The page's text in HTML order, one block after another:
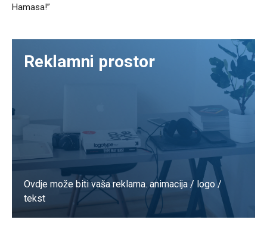
Hamasa!”
Reklamni prostor
Ovdje može biti vaša reklama. animacija / logo /
tekst